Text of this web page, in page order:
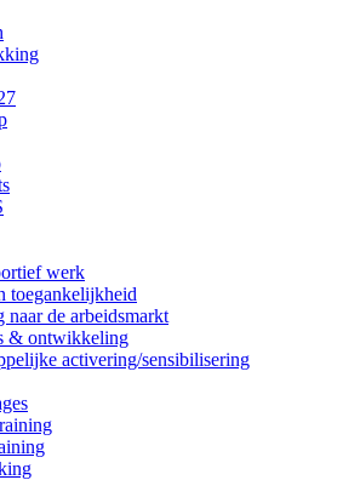
werk
toegankelijkheid
naar de arbeidsmarkt
& ontwikkeling
activering/sensibilisering